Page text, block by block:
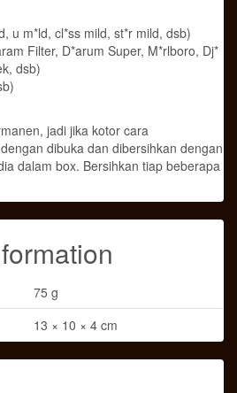
u m*ld, cl*ss mild, st*r mild, dsb)
Filter, D*arum Super, M*rlboro, Dj*
dsb)
jadi jika kotor cara
dibuka dan dibersihkan dengan
dalam box. Bersihkan tiap beberapa
75 g
13 × 10 × 4 cm